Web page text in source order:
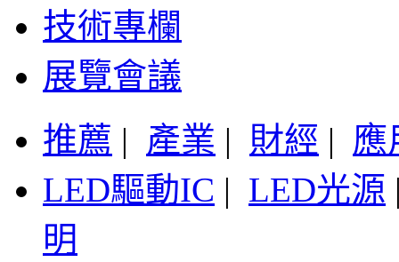
技術專欄
展覽會議
推薦 | 產業 | 財經 | 應
LED驅動IC | LED光源
明